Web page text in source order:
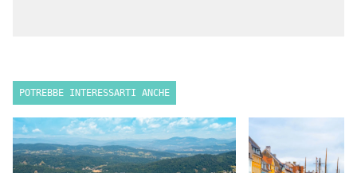
POTREBBE INTERESSARTI ANCHE